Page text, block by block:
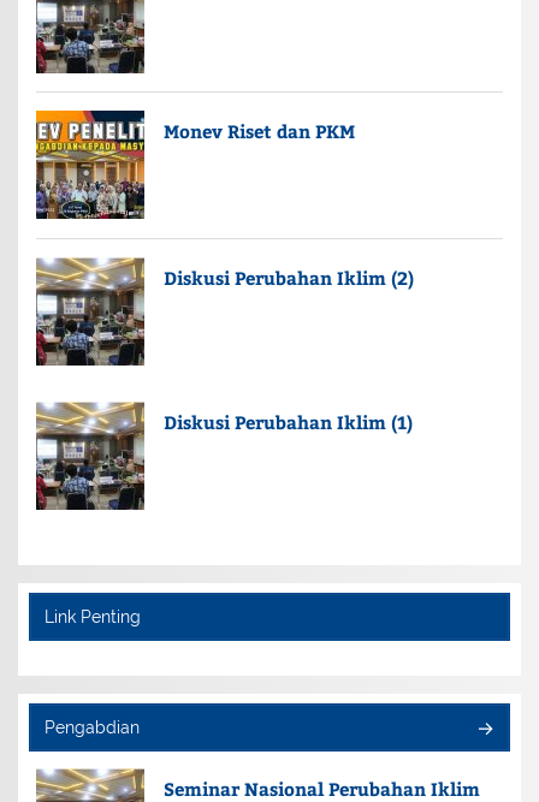
Monev Riset dan PKM
Diskusi Perubahan Iklim (2)
Diskusi Perubahan Iklim (1)
Link Penting
Pengabdian
Seminar Nasional Perubahan Iklim